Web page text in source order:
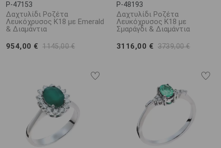
P-47153
Δαχτυλίδι Ροζέτα
Λευκόχρυσος Κ18 με Emerald
& Διαμάντια
954,00 € 1145,00 €
P-48193
Δαχτυλίδι Ροζέτα
Λευκόχρυσος Κ18 με
Σμαράγδι & Διαμάντια
3116,00 € 3739,00 €